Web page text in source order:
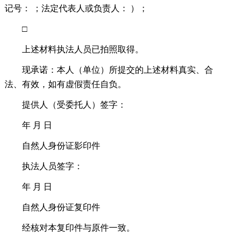
记号： ；法定代表人或负责人： ）；
□
上述材料执法人员已拍照取得。
现承诺：本人（单位）所提交的上述材料真实、合
法、有效，如有虚假责任自负。
提供人（受委托人）签字：
年 月 日
自然人身份证影印件
执法人员签字：
年 月 日
自然人身份证复印件
经核对本复印件与原件一致。